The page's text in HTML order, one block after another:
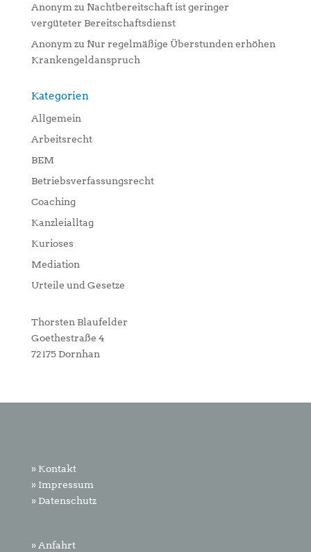
Anonym zu Nachtbereitschaft ist geringer
vergüteter Bereitschaftsdienst
Anonym zu Nur regelmäßige Überstunden erhöhen
Krankengeldanspruch
Kategorien
Allgemein
Arbeitsrecht
BEM
Betriebsverfassungsrecht
Coaching
Kanzleialltag
Kurioses
Mediation
Urteile und Gesetze
Thorsten Blaufelder
Goethestraße 4
72175 Dornhan
» Kontakt
» Impressum
» Datenschutz
» Anfahrt